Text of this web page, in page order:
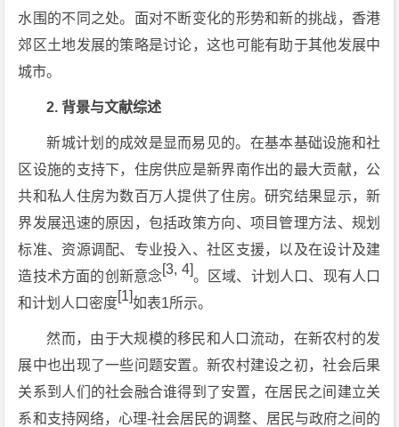
水围的不同之处。面对不断变化的形势和新的挑战，香港
郊区土地发展的策略是讨论，这也可能有助于其他发展中
城市。
2. 背景与文献综述
新城计划的成效是显而易见的。在基本基础设施和社
区设施的支持下，住房供应是新界南作出的最大贡献，公
共和私人住房为数百万人提供了住房。研究结果显示，新
界发展迅速的原因，包括政策方向、项目管理方法、规划
标准、资源调配、专业投入、社区支援，以及在设计及建
造技术方面的创新意念[3, 4]。区域、计划人口、现有人口
和计划人口密度[1]如表1所示。
然而，由于大规模的移民和人口流动，在新农村的发
展中也出现了一些问题安置。新农村建设之初，社会后果
关系到人们的社会融合谁得到了安置，在居民之间建立关
系和支持网络，心理-社会居民的调整、居民与政府之间的